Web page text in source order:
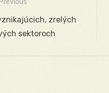
zrelých
sektoroch